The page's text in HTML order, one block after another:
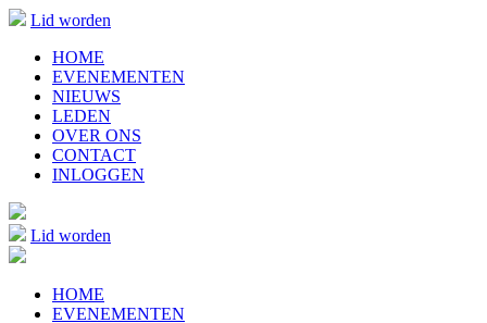
Lid worden
HOME
EVENEMENTEN
NIEUWS
LEDEN
OVER ONS
CONTACT
INLOGGEN
Lid worden
HOME
EVENEMENTEN